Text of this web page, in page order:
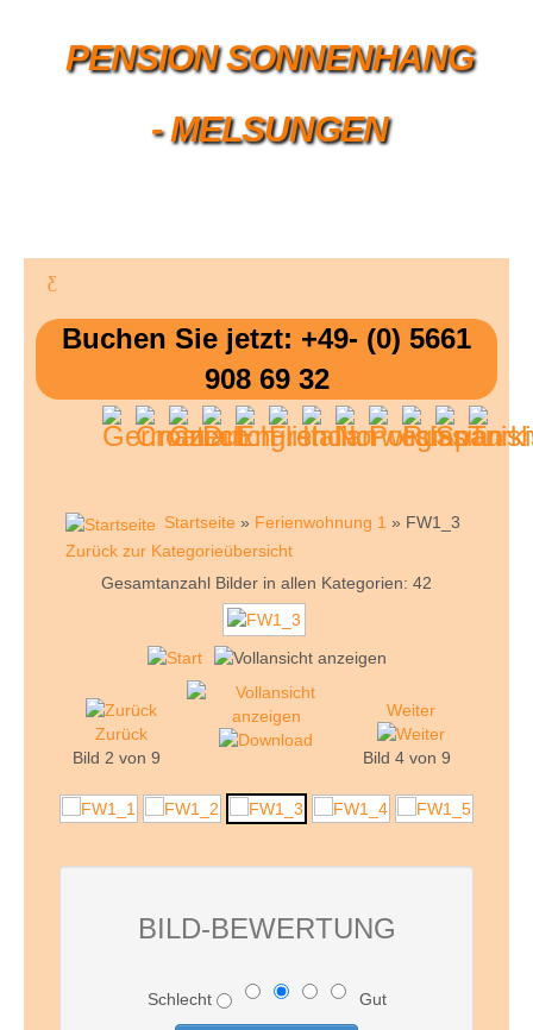
PENSION SONNENHANG
- MELSUNGEN
Buchen Sie jetzt: +49- (0) 5661
908 69 32
Startseite » Ferienwohnung 1 » FW1_3
Zurück zur Kategorieübersicht
Gesamtanzahl Bilder in allen Kategorien: 42
Zurück
Bild 2 von 9
Weiter
Bild 4 von 9
BILD-BEWERTUNG
Schlecht Gut